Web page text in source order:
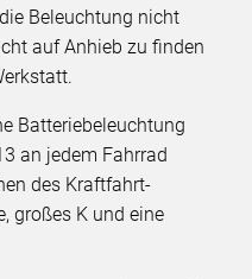
Beleuchtung nicht
auf Anhieb zu finden
Batteriebeleuchtung
an jedem Fahrrad
des Kraftfahrt-
großes K und eine